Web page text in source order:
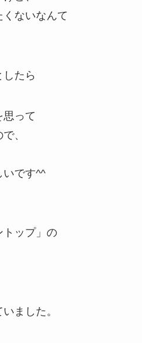
ないなんて
たら
思って
、
いです^^
トップ」の
ました。